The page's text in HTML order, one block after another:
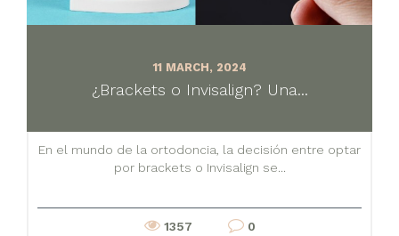
11 MARCH, 2024
¿Brackets o Invisalign? Una...
En el mundo de la ortodoncia, la decisión entre optar
por brackets o Invisalign se...
1357 0